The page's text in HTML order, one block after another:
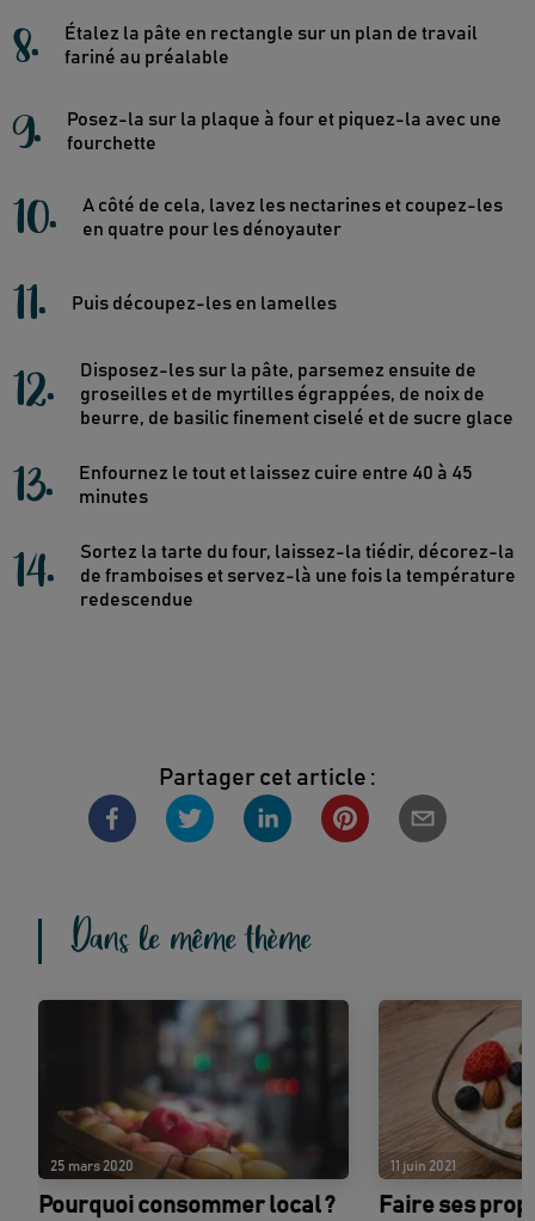
8.
Étalez la pâte en rectangle sur un plan de travail
fariné au préalable
9.
Posez-la sur la plaque à four et piquez-la avec une
fourchette
10.
A côté de cela, lavez les nectarines et coupez-les
en quatre pour les dénoyauter
11. Puis découpez-les en lamelles
12.
Disposez-les sur la pâte, parsemez ensuite de
groseilles et de myrtilles égrappées, de noix de
beurre, de basilic finement ciselé et de sucre glace
13.
Enfournez le tout et laissez cuire entre 40 à 45
minutes
14.
Sortez la tarte du four, laissez-la tiédir, décorez-la
de framboises et servez-là une fois la température
redescendue
Partager cet article :
Dans le même thème
25 mars 2020
Pourquoi consommer local ?
11 juin 2021
Faire ses